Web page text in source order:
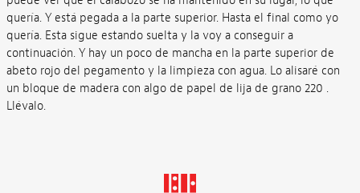
quería. Y está pegada a la parte superior. Hasta el final como yo
quería. Esta sigue estando suelta y la voy a conseguir a
continuación. Y hay un poco de mancha en la parte superior de
abeto rojo del pegamento y la limpieza con agua. Lo alisaré con
un bloque de madera con algo de papel de lija de grano 220 .
Llévalo.